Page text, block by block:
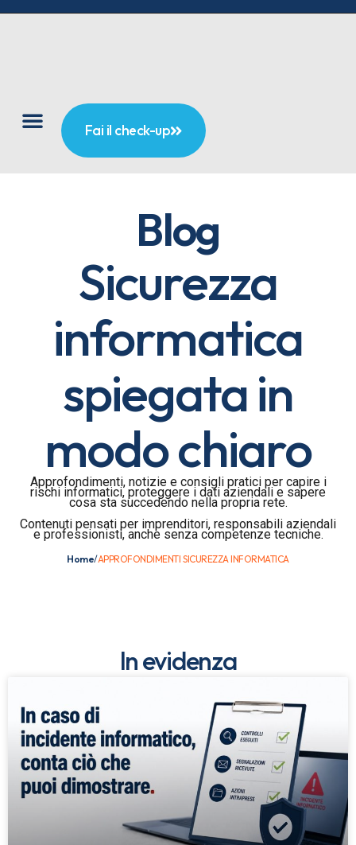
Fai il check-up
Blog
Sicurezza
informatica
spiegata in
modo chiaro
Approfondimenti, notizie e consigli pratici per capire i
rischi informatici, proteggere i dati aziendali e sapere
cosa sta succedendo nella propria rete.
Contenuti pensati per imprenditori, responsabili aziendali
e professionisti, anche senza competenze tecniche.
Home/APPROFONDIMENTI SICUREZZA INFORMATICA
In evidenza